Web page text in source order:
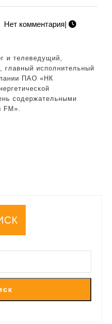
Нет комментария|
и телеведущий,
главный исполнительный
ПАО «НК
содержательными